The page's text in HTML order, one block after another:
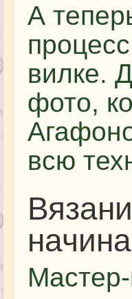
А
вилке.
фото,
всю